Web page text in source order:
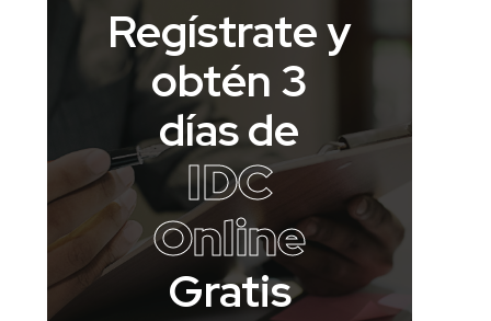
Regístrate y
obtén 3
días de
IDC
Online
Gratis